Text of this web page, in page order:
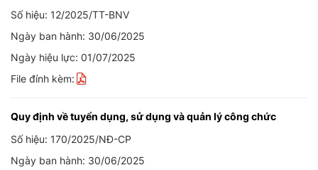
Số hiệu: 12/2025/TT-BNV
Ngày ban hành: 30/06/2025
Ngày hiệu lực: 01/07/2025
File đính kèm:
Quy định về tuyển dụng, sử dụng và quản lý công chức
Số hiệu: 170/2025/NĐ-CP
Ngày ban hành: 30/06/2025